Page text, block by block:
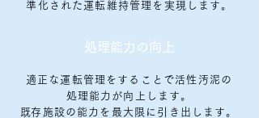
準化された運転維持管理を実現します。
処理能力の向上
適正な運転管理をすることで活性汚泥の
処理能力が向上します。
​既存施設の能力を最大限に引き出します。